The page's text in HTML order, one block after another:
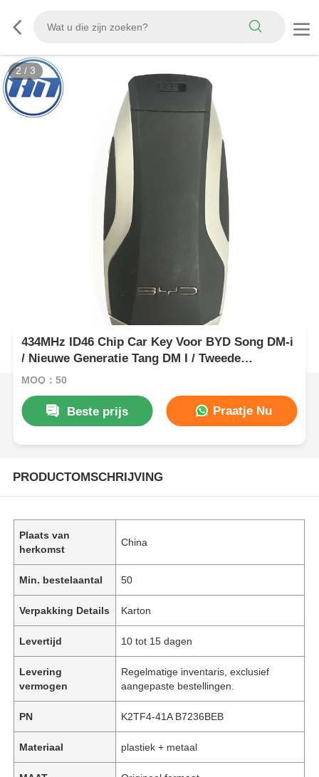
2 / 3
434MHz ID46 Chip Car Key Voor BYD Song DM-i
/ Nieuwe Generatie Tang DM I / Tweede
Generatie Song Pro
MOQ：50
Beste prijs Praatje Nu
PRODUCTOMSCHRIJVING
Plaats van
herkomst
China
Min. bestelaantal 50
Verpakking Details Karton
Levertijd 10 tot 15 dagen
Levering
vermogen
Regelmatige inventaris, exclusief
aangepaste bestellingen.
PN K2TF4-41A B7236BEB
Materiaal plastiek + metaal